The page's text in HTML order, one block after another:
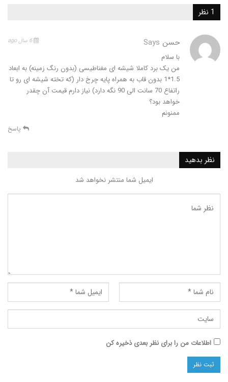
حسنSays
با سلام
من یک برد کاملا شیشه ای مغناطیسی (بدون رنگ زمینه) به ابعاد
1.5*1 بدون قاب به همراه پایه چرخ دار (که تخته شیشه ای رو تا
راتفاع 70 سانت الی 90 نگه دارد) نیاز دارم قیمت آن چقدر
ایمیل شما منتشر نخواهد شد
من را برای نظر بعدی ذخیره کن